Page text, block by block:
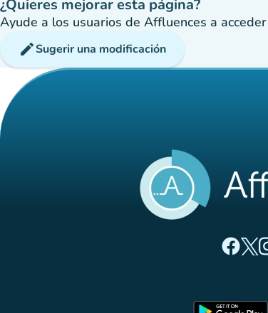
¿Quieres mejorar esta página?
Ayude a los usuarios de Affluences a
editSugerir una modificación